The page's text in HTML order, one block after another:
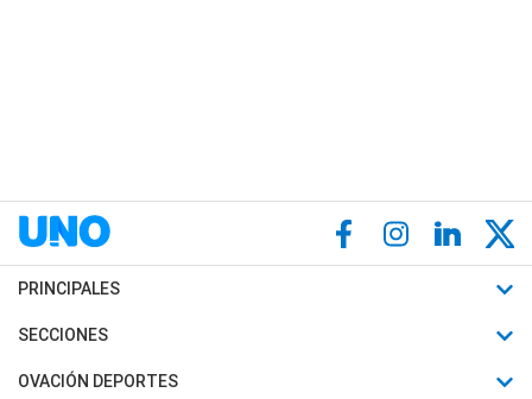
PRINCIPALES
Últimas Noticias
Política
SECCIONES
Horóscopo
OVACIÓN DEPORTES